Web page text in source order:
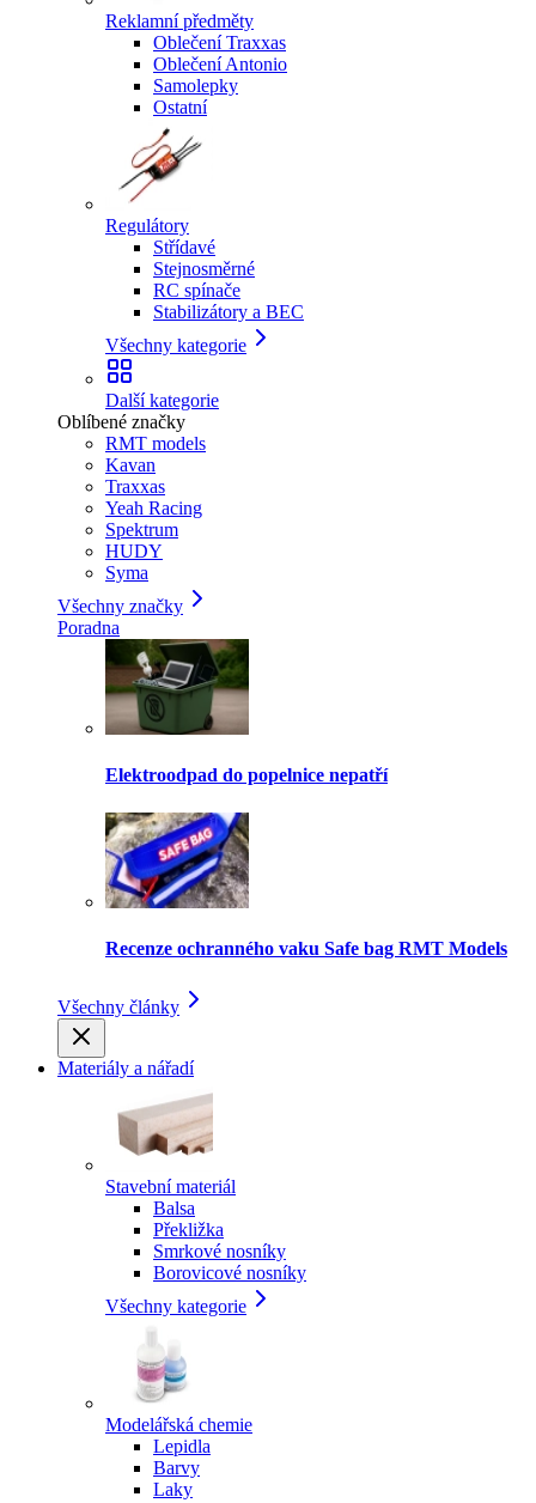
Reklamní předměty
Oblečení Traxxas
Oblečení Antonio
Samolepky
Ostatní
Regulátory
Střídavé
Stejnosměrné
RC spínače
Stabilizátory a BEC
Všechny kategorie
Další kategorie
Oblíbené značky
RMT models
Kavan
Traxxas
Yeah Racing
Spektrum
HUDY
Syma
Všechny značky
Poradna
Elektroodpad do popelnice nepatří
Recenze ochranného vaku Safe bag RMT Models
Všechny články
Materiály a nářadí
Stavební materiál
Balsa
Překližka
Smrkové nosníky
Borovicové nosníky
Všechny kategorie
Modelářská chemie
Lepidla
Barvy
Laky